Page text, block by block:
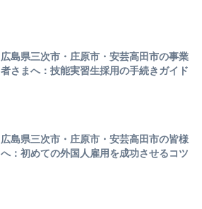
広島県三次市・庄原市・安芸高田市の事業
者さまへ：技能実習生採用の手続きガイド
広島県三次市・庄原市・安芸高田市の皆様
へ：初めての外国人雇用を成功させるコツ